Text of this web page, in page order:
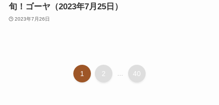
旬！ゴーヤ（2023年7月25日）
2023年7月26日
1 2 ... 40